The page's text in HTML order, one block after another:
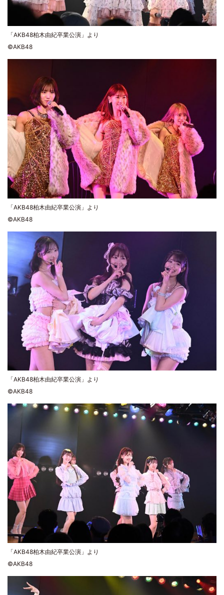
「AKB48柏木由紀卒業公演」より
©AKB48
「AKB48柏木由紀卒業公演」より
©AKB48
「AKB48柏木由紀卒業公演」より
©AKB48
「AKB48柏木由紀卒業公演」より
©AKB48